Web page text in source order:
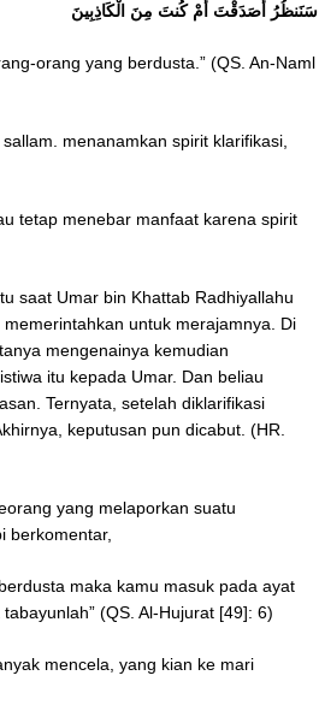
سَنَنظُرُ أَصَدَقْتَ أَمْ كُنتَ مِنَ الْكَاذِبِينَ
orang yang berdusta.” (QS. An-Naml
menanamkan spirit klarifikasi,
tetap menebar manfaat karena spirit
saat Umar bin Khattab Radhiyallahu
untuk merajamnya. Di
mengenainya kemudian
itu kepada Umar. Dan beliau
Ternyata, setelah diklarifikasi
keputusan pun dicabut. (HR.
yang melaporkan suatu
berkomentar,
maka kamu masuk pada ayat
(QS. Al-Hujurat [49]: 6)
mencela, yang kian ke mari